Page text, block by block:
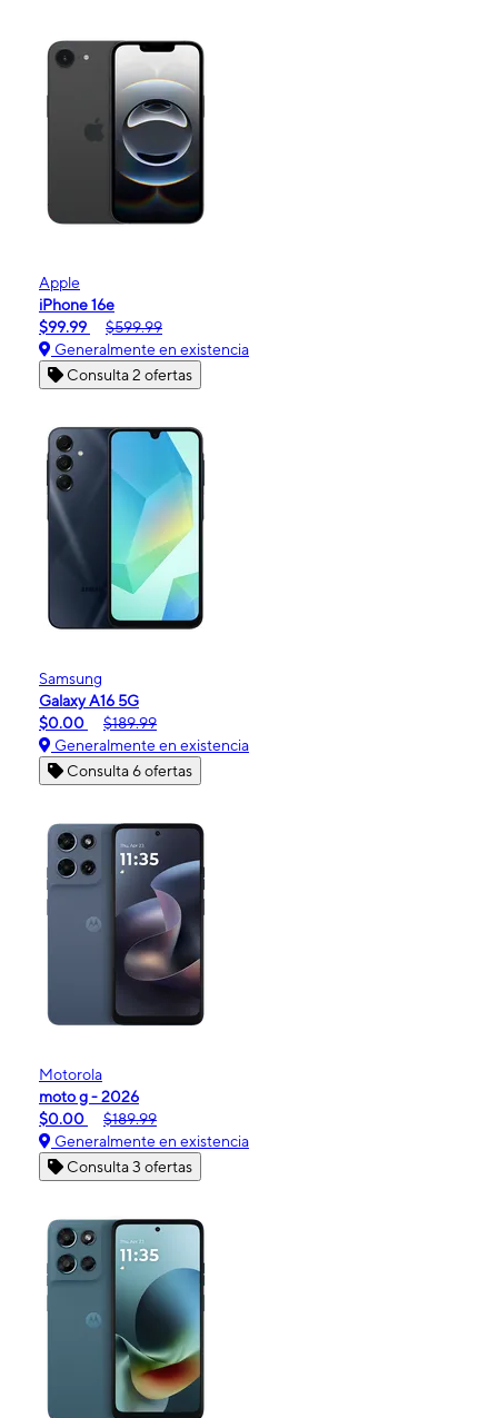
Apple
iPhone 16e
$99.99
$599.99
Generalmente en existencia
Consulta 2 ofertas
Samsung
Galaxy A16 5G
$0.00
$189.99
Generalmente en existencia
Consulta 6 ofertas
Motorola
moto g - 2026
$0.00
$189.99
Generalmente en existencia
Consulta 3 ofertas